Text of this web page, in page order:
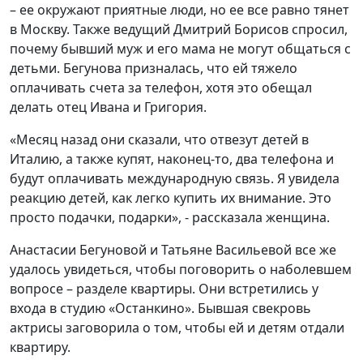
– ее окружают приятные люди, но ее все равно тянет
в Москву. Также ведущий Дмитрий Борисов спросил,
почему бывший муж и его мама не могут общаться с
детьми. Бегунова призналась, что ей тяжело
оплачивать счета за телефон, хотя это обещал
делать отец Ивана и Григория.
«Месяц назад они сказали, что отвезут детей в
Италию, а также купят, наконец-то, два телефона и
будут оплачивать международную связь. Я увидела
реакцию детей, как легко купить их внимание. Это
просто подачки, подарки», - рассказала женщина.
Анастасии Бегуновой и Татьяне Васильевой все же
удалось увидеться, чтобы поговорить о наболевшем
вопросе – разделе квартиры. Они встретились у
входа в студию «Останкино». Бывшая свекровь
актрисы заговорила о том, чтобы ей и детям отдали
квартиру.